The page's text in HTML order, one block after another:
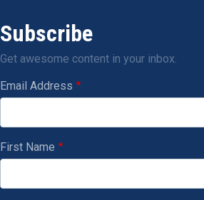
Subscribe
Get awesome content in your inbox.
Email Address
First Name